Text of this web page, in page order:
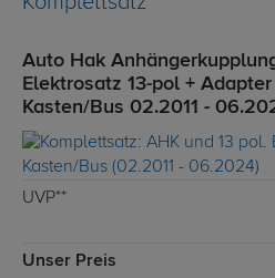
Auto Hak
Elektrosatz 13-pol +
Kasten/Bus 02.2011 -
UVP**
Unser Preis